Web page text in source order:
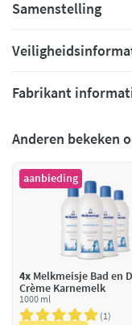
Samenstelling
Fabrikant
Anderen bekeken
aanbieding
4x Melkmeisje Bad en
Crème Karnemelk
1000 ml
1